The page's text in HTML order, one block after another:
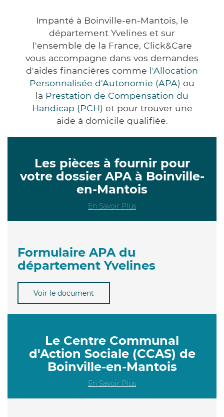
Impanté à Boinville-en-Mantois, le
département Yvelines et sur
l'ensemble de la France, Click&Care
vous accompagne dans vos demandes
d'aides financières comme l'Allocation
Personnalisée d'Autonomie (APA) ou
la Prestation de Compensation du
Handicap (PCH) et pour trouver une
aide à domicile qualifiée.
Les pièces à fournir pour
votre dossier APA à Boinville-
en-Mantois
En Savoir Plus
Formulaire APA du
département Yvelines
Voir le document
Le Centre Communal
d'Action Sociale (CCAS) de
Boinville-en-Mantois
En Savoir Plus